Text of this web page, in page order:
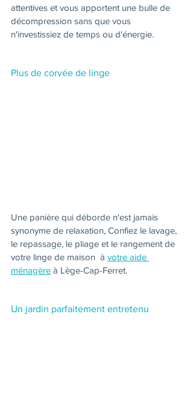
attentives et vous apportent une bulle de
décompression sans que vous
n'investissiez de temps ou d'énergie.
Plus de corvée de linge
Une panière qui déborde n'est jamais
synonyme de relaxation, Confiez le lavage,
le repassage, le pliage et le rangement de
votre linge de maison  à votre aide
ménagère à Lège-Cap-Ferret.
Un jardin parfaitement entretenu